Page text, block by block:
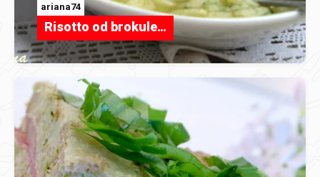
ariana74
Risotto od brokule…